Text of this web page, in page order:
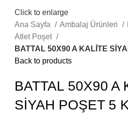
Click to enlarge
Ana Sayfa
Ambalaj Ürünleri
Atlet Poşet
BATTAL 50X90 A KALİTE
Back to products
BATTAL 50X90 A
SİYAH POŞET 5